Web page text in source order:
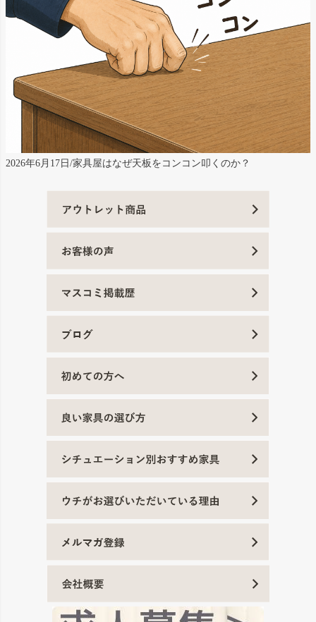
2026年6月17日/家具屋はなぜ天板をコンコン叩くのか？